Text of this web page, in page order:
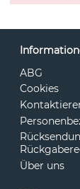
ABG
Cookies
Über uns